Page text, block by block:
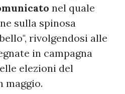
nel quale
sulla spinosa
rivolgendosi alle
in campagna
elezioni del
maggio.